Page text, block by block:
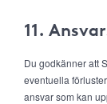
11.
Du godkänner att
eventuella
ansvar som kan